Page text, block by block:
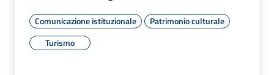
Comunicazione istituzionale
Patrimonio culturale
Turismo